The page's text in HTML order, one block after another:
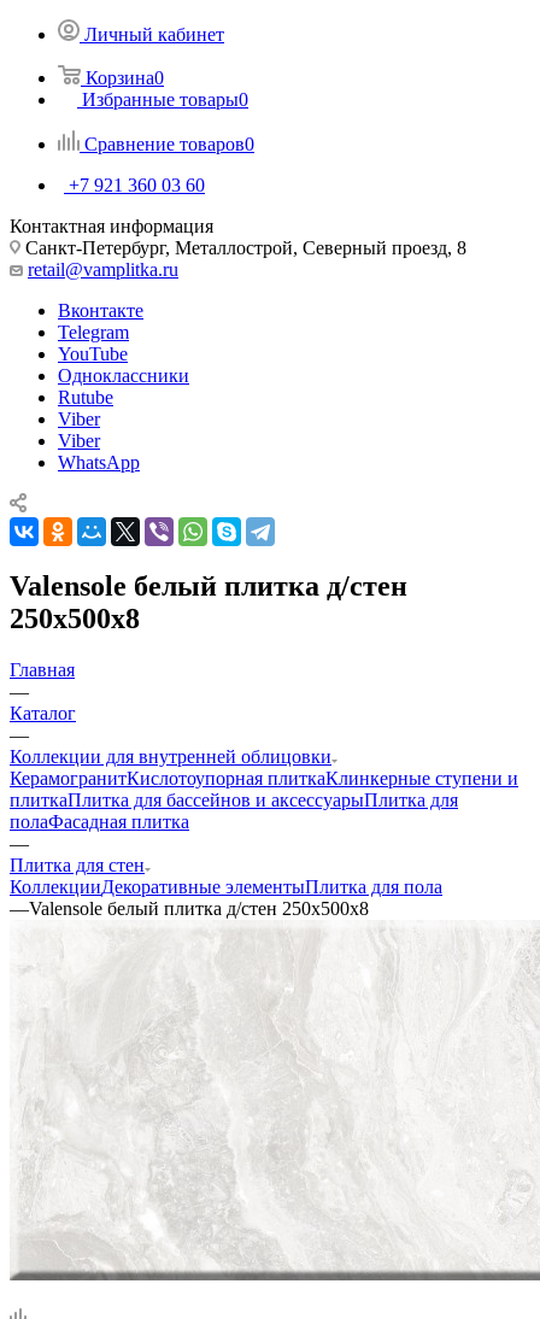
Личный кабинет
Корзина0
Избранные товары0
Сравнение товаров0
+7 921 360 03 60
Контактная информация
Санкт-Петербург, Металлострой, Северный проезд, 8
retail@vamplitka.ru
Вконтакте
Telegram
YouTube
Одноклассники
Rutube
Viber
Viber
WhatsApp
Valensole белый плитка д/стен
250x500x8
Главная
—
Каталог
—
Коллекции для внутренней облицовки
КерамогранитКислотоупорная плиткаКлинкерные ступени и
плиткаПлитка для бассейнов и аксессуарыПлитка для
полаФасадная плитка
—
Плитка для стен
КоллекцииДекоративные элементыПлитка для пола
—Valensole белый плитка д/стен 250x500x8